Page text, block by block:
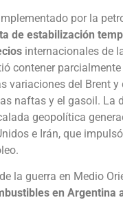
por la
de estabilización
internacionales de
contener
variaciones del Brent y
naftas y el gasoil. La
geopolítica
e Irán, que
la guerra en Medio
en Argentina